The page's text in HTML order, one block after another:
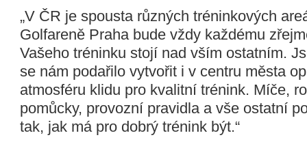
„V ČR je spousta různých tréninkových
Golfareně Praha bude vždy každému
Vašeho tréninku stojí nad vším ostatním.
se nám podařilo vytvořit i v centru města
atmosféru klidu pro kvalitní trénink. Míče,
pomůcky, provozní pravidla a vše ostatní
tak, jak má pro dobrý trénink být.“